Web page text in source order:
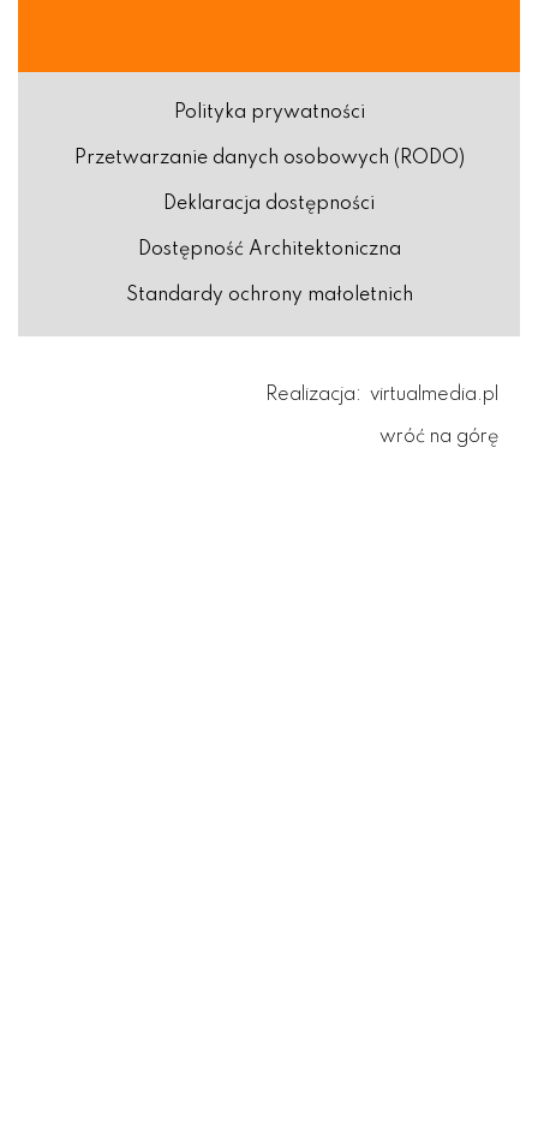
Polityka prywatności
Przetwarzanie danych osobowych (RODO)
Deklaracja dostępności
Dostępność Architektoniczna
Standardy ochrony małoletnich
Realizacja: virtualmedia.pl
wróć na górę